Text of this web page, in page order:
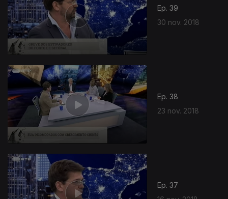
Ep. 39
30 nov. 2018
Ep. 38
23 nov. 2018
Ep. 37